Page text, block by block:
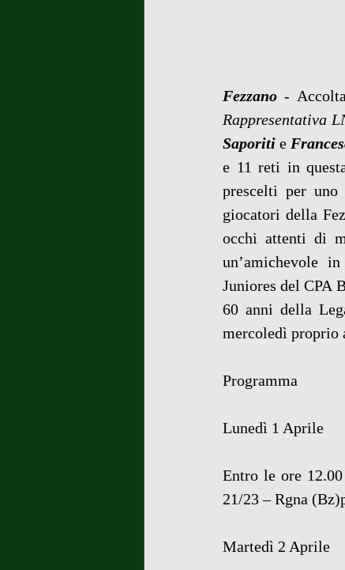
Fezzano -
Rappresentativa
Saporiti e
e 11 reti in
prescelti per
giocatori della
occhi attenti di
un’amichevole
Juniores del CPA
60 anni della
mercoledì proprio
Programma
Lunedì 1 Aprile
Entro le ore
21/23 – Rgna
Martedì 2 Aprile